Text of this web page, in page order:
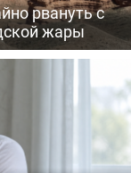
рвануть с
жары